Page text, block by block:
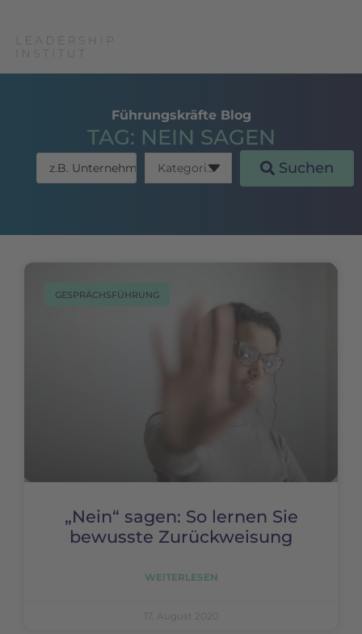
Führungskräfte Blog
TAG: NEIN SAGEN
Suchen
GESPRÄCHSFÜHRUNG
„Nein“ sagen: So lernen Sie
bewusste Zurückweisung
WEITERLESEN
17. August 2020